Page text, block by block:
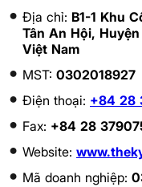
Địa chỉ: B1-1 Khu
Tân An Hội,
Việt Nam
MST: 0302018927
Điện thoại: +84 28
Fax: +84 28
Website:
Mã doanh nghiệp: